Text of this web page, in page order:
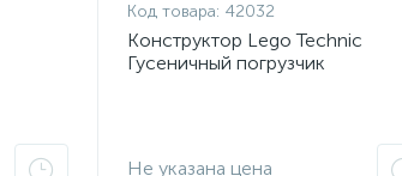
Код товара: 42032
Конструктор Lego Technic
Гусеничный погрузчик
Не указана цена